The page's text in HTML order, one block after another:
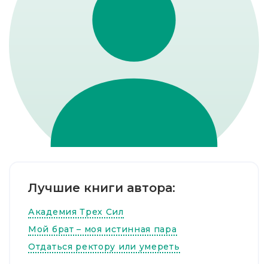
Лучшие книги автора:
Академия Трех Сил
Мой брат – моя истинная пара
Отдаться ректору или умереть